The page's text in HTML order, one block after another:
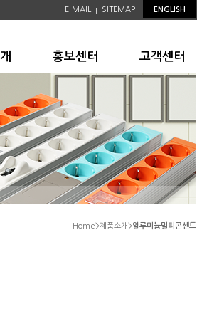
ENGLISH
SITEMAP
E-MAIL
고객센터
홍보센터
Home>제품소개>알루미늄멀티콘센트